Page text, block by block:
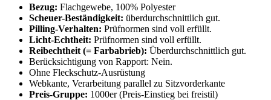
Bezug: Flachgewebe, 100% Polyester
Scheuer-Beständigkeit: überdurchschnittlich gut.
Pilling-Verhalten: Prüfnormen sind voll erfüllt.
Licht-Echtheit: Prüfnormen sind voll erfüllt.
Reibechtheit (= Farbabrieb): Überdurchschnittlich gut.
Berücksichtigung von Rapport: Nein.
Ohne Fleckschutz-Ausrüstung
Webkante, Verarbeitung parallel zu Sitzvorderkante
Preis-Gruppe: 1000er (Preis-Einstieg bei freistil)